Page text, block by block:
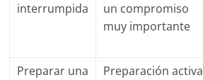
interrumpida
un compromiso
muy importante
Preparar una
Preparación activa